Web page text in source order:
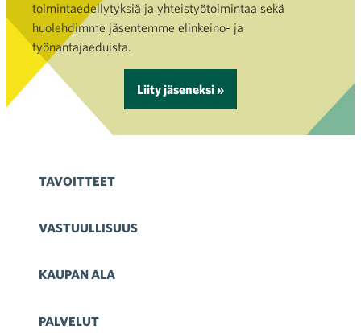
toimintaedellytyksiä ja yhteistyötoimintaa sekä
huolehdimme jäsentemme elinkeino- ja
työnantajaeduista.
Liity jäseneksi »
TAVOITTEET
VASTUULLISUUS
KAUPAN ALA
PALVELUT